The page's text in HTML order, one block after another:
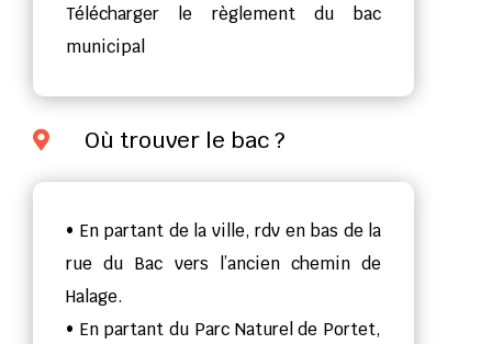
Télécharger le règlement du bac
municipal
 Où trouver le bac ?
• En partant de la ville, rdv en bas de la
rue du Bac vers l’ancien chemin de
Halage.
• En partant du Parc Naturel de Portet,